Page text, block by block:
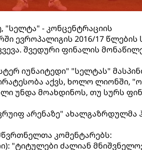
"სელტა" - კონცენტრაციის
ევროპალიგის 2016/17 წლების
შვედური ფინალის
იუნაიტედი" "სელტას"
აქვს, ხოლო ლიონში,
უნდა მოახდინოს, თუ სურს
არენაზე"
კომენტარებს:
"ტიტულები ძალიან